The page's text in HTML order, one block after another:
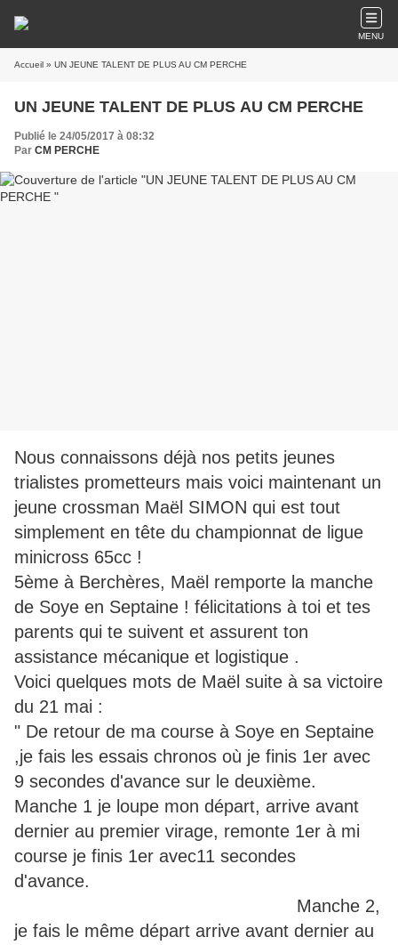
MENU
Accueil » UN JEUNE TALENT DE PLUS AU CM PERCHE
UN JEUNE TALENT DE PLUS AU CM PERCHE
Publié le 24/05/2017 à 08:32
Par CM PERCHE
Nous connaissons déjà nos petits jeunes
trialistes prometteurs mais voici maintenant un
jeune crossman Maël SIMON qui est tout
simplement en tête du championnat de ligue
minicross 65cc !
5ème à Berchères, Maël remporte la manche
de Soye en Septaine ! félicitations à toi et tes
parents qui te suivent et assurent ton
assistance mécanique et logistique .
Voici quelques mots de Maël suite à sa victoire
du 21 mai :
" De retour de ma course à Soye en Septaine
,je fais les essais chronos où je finis 1er avec
9 secondes d'avance sur le deuxième.
Manche 1 je loupe mon départ, arrive avant
dernier au premier virage, remonte 1er à mi
course je finis 1er avec11 secondes
d'avance.
Manche 2,
je fais le même départ arrive avant dernier au